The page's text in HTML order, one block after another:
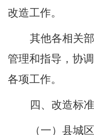
改造工作。
其他各相关
管理和指导，协
各项工作。
四、改造标准
（一）县城